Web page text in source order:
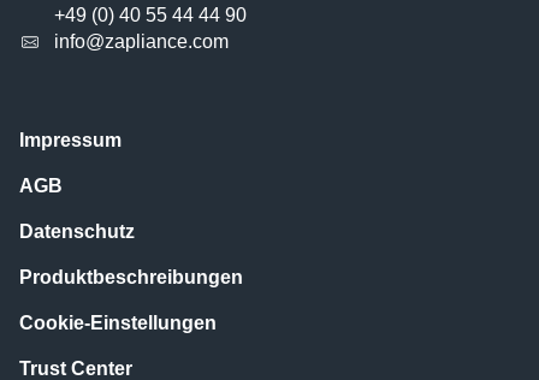
+49 (0) 40 55 44 44 90
info@zapliance.com
Impressum
AGB
Datenschutz
Produktbeschreibungen
Cookie-Einstellungen
Trust Center